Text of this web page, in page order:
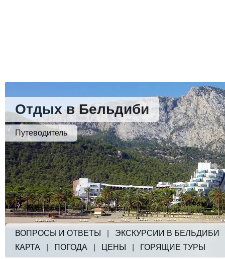
Отдых в Бельдиби
Путеводитель
ВОПРОСЫ И ОТВЕТЫ ЭКСКУРСИИ В БЕЛЬДИБИ
КАРТА
ПОГОДА ЦЕНЫ ГОРЯЩИЕ ТУРЫ